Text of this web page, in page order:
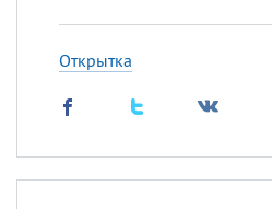
Открытка